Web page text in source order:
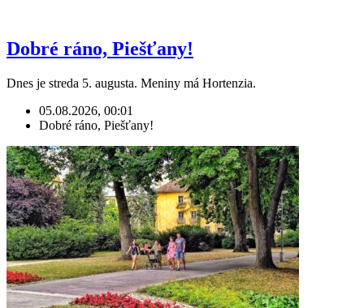
Dobré ráno, Piešťany!
Dnes je streda 5. augusta. Meniny má Hortenzia.
05.08.2026, 00:01
Dobré ráno, Piešťany!